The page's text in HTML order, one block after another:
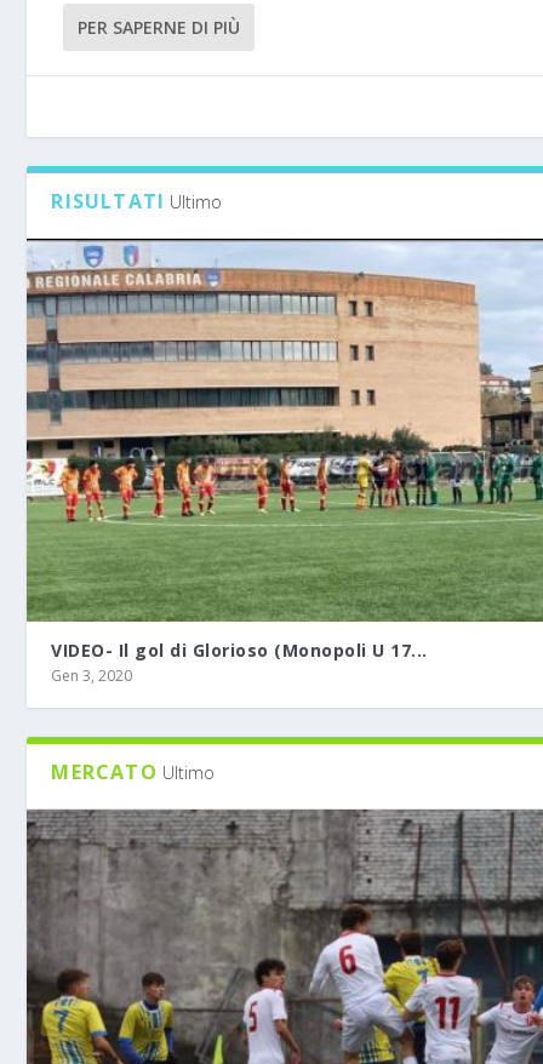
PER SAPERNE DI PIÙ
RISULTATI Ultimo
VIDEO- Il gol di Glorioso (Monopoli U 17...
Gen 3, 2020
MERCATO Ultimo